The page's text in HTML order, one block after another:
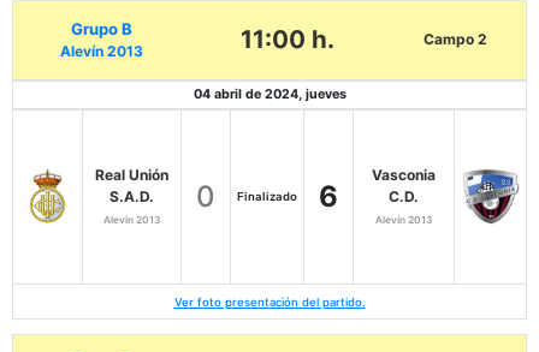
Grupo B
Alevín 2013 11:00 h. Campo 2
04 abril de 2024, jueves
Real Unión
S.A.D.
Alevín 2013
0 Finalizado 6
Vasconia
C.D.
Alevín 2013
Ver foto presentación del partido.